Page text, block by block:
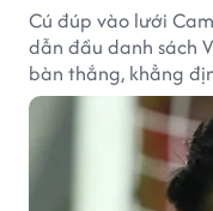
Cú đúp vào lưới
dẫn đầu danh sách
bàn thắng, khẳng
tuyển Việt Nam.